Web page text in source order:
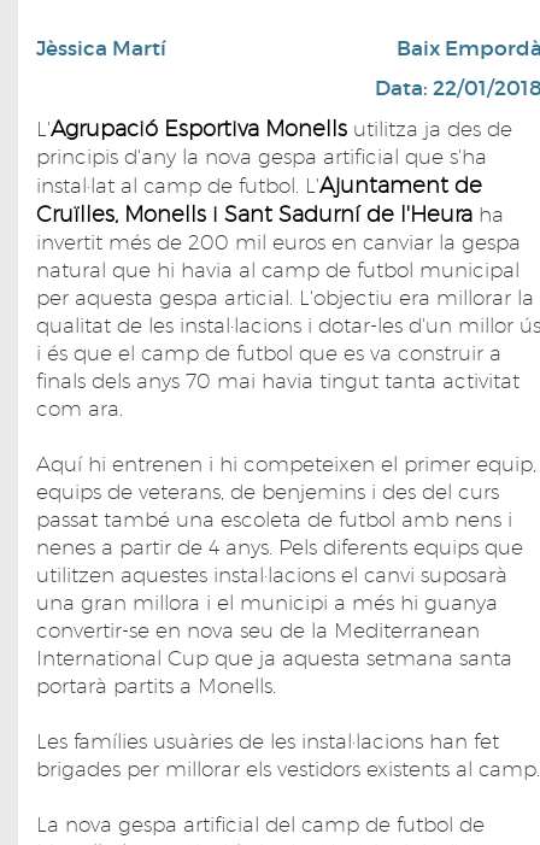
Jèssica Martí
Baix
Data: 22/01/
L'Agrupació Esportiva Monells utilitza ja des de
principis d'any la nova gespa artificial que s'ha
instal·lat al camp de futbol. L'Ajuntament de
Cruïlles, Monells i Sant Sadurní de l'Heura ha
invertit més de 200 mil euros en canviar la gespa
natural que hi havia al camp de futbol municipal
per aquesta gespa articial. L'objectiu era millorar la
qualitat de les instal·lacions i dotar-les d'un millor ús
i és que el camp de futbol que es va construir a
finals dels anys 70 mai havia tingut tanta activitat
com ara.
Aquí hi entrenen i hi competeixen el primer equip,
equips de veterans, de benjemins i des del curs
passat també una escoleta de futbol amb nens i
nenes a partir de 4 anys. Pels diferents equips que
utilitzen aquestes instal·lacions el canvi suposarà
una gran millora i el municipi a més hi guanya
convertir-se en nova seu de la Mediterranean
International Cup que ja aquesta setmana santa
portarà partits a Monells.
Les famílies usuàries de les instal·lacions han fet
brigades per millorar els vestidors existents al camp.
La nova gespa artificial del camp de futbol de